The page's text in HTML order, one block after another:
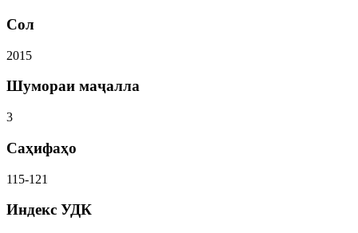
Сол
2015
Шумораи маҷалла
3
Саҳифаҳо
115-121
Индекс УДК